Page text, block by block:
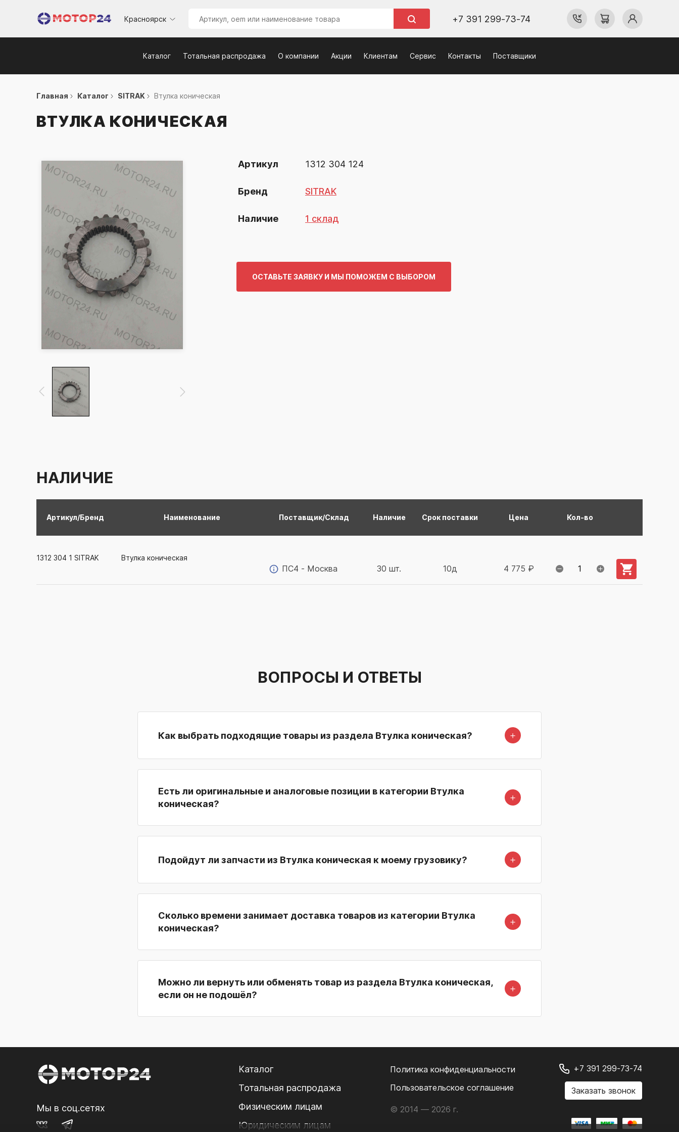
Красноярск +7 391 299-73-74
Каталог Тотальная распродажа О компании Акции Клиентам Сервис Контакты Поставщики
Главная Каталог SITRAK Втулка коническая
ВТУЛКА КОНИЧЕСКАЯ
Артикул 1312 304 124
Бренд SITRAK
Наличие 1 склад
ОСТАВЬТЕ ЗАЯВКУ И МЫ ПОМОЖЕМ С ВЫБОРОМ
НАЛИЧИЕ
Артикул/Бренд Наименование Поставщик/Склад Наличие Срок поставки Цена Кол-во
1312 304 1 SITRAK Втулка коническая
ПС4 - Москва 30 шт. 10д 4 775 ₽
ВОПРОСЫ И ОТВЕТЫ
Как выбрать подходящие товары из раздела Втулка коническая? ＋
Есть ли оригинальные и аналоговые позиции в категории Втулка
коническая?
＋
Подойдут ли запчасти из Втулка коническая к моему грузовику? ＋
Сколько времени занимает доставка товаров из категории Втулка
коническая?
＋
Можно ли вернуть или обменять товар из раздела Втулка коническая,
если он не подошёл?
＋
Мы в соц.сетях
Каталог
Тотальная распродажа
Физическим лицам
Юридическим лицам
Политика конфиденциальности
Пользовательское соглашение
© 2014 — 2026 г.
+7 391 299-73-74
Заказать звонок